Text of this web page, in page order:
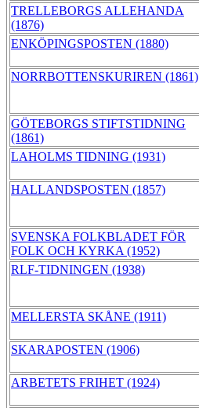
TRELLEBORGS ALLEHANDA
(1876)
ENKÖPINGSPOSTEN (1880)
NORRBOTTENSKURIREN (1861)
GÖTEBORGS STIFTSTIDNING
(1861)
LAHOLMS TIDNING (1931)
HALLANDSPOSTEN (1857)
SVENSKA FOLKBLADET FÖR
FOLK OCH KYRKA (1952)
RLF-TIDNINGEN (1938)
MELLERSTA SKÅNE (1911)
SKARAPOSTEN (1906)
ARBETETS FRIHET (1924)